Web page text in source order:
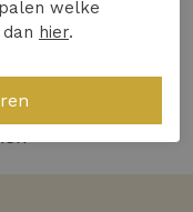
welke
hier.